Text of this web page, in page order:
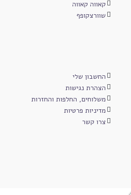
קאווה קאווה
שוורצקופף
החשבון שלי
הצהרת נגישות
משלוחים, החלפות והחזרות
מדיניות פרטיות
צרו קשר